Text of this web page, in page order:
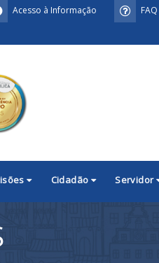
FAQ
Acesso à Informação
Cidadão Servidor